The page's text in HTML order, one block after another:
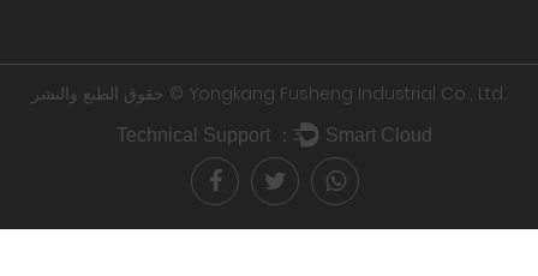
حقوق الطبع والنشر © Yongkang Fusheng Industrial Co., Ltd.
Technical Support ： Smart Cloud